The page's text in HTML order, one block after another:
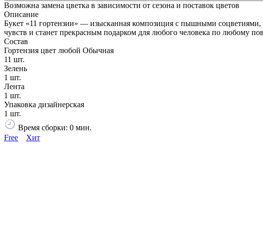
Возможна замена цветка в зависимости от сезона и поставок цветов
Описание
Букет «11 гортензии» — изысканная композиция с пышными
чувств и станет прекрасным подарком для любого человека по любому
Состав
Гортензия цвет любой Обычная
11 шт.
Зелень
1 шт.
Лента
1 шт.
Упаковка дизайнерская
1 шт.
Время сборки: 0 мин.
Free
Хит